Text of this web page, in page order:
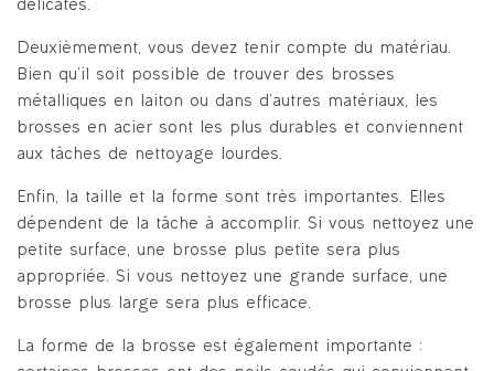
délicates.
Deuxièmement, vous devez tenir compte du matériau.
Bien qu’il soit possible de trouver des brosses
métalliques en laiton ou dans d’autres matériaux, les
brosses en acier sont les plus durables et conviennent
aux tâches de nettoyage lourdes.
Enfin, la taille et la forme sont très importantes. Elles
dépendent de la tâche à accomplir. Si vous nettoyez une
petite surface, une brosse plus petite sera plus
appropriée. Si vous nettoyez une grande surface, une
brosse plus large sera plus efficace.
La forme de la brosse est également importante :